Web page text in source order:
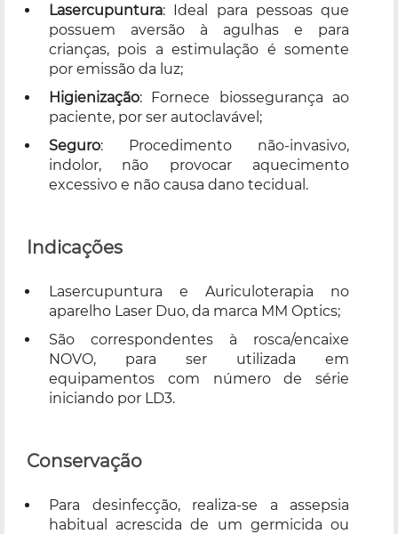
Lasercupuntura: Ideal para pessoas que
possuem aversão à agulhas e para
crianças, pois a estimulação é somente
por emissão da luz;
Higienização: Fornece biossegurança ao
paciente, por ser autoclavável;
Seguro: Procedimento não-invasivo,
indolor, não provocar aquecimento
excessivo e não causa dano tecidual.
Indicações
Lasercupuntura e Auriculoterapia no
aparelho Laser Duo, da marca MM Optics;
São correspondentes à rosca/encaixe
NOVO, para ser utilizada em
equipamentos com número de série
iniciando por LD3.
Conservação
Para desinfecção, realiza-se a assepsia
habitual acrescida de um germicida ou